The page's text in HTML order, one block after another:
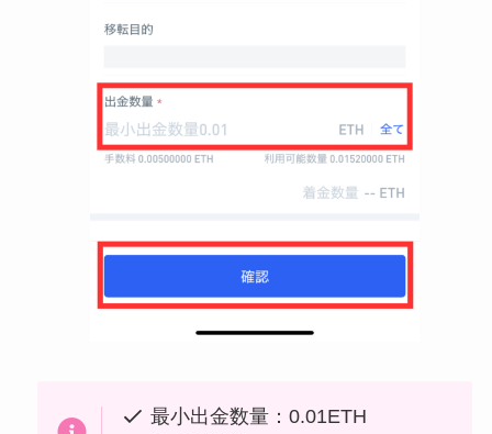
最小出金数量：0.01ETH